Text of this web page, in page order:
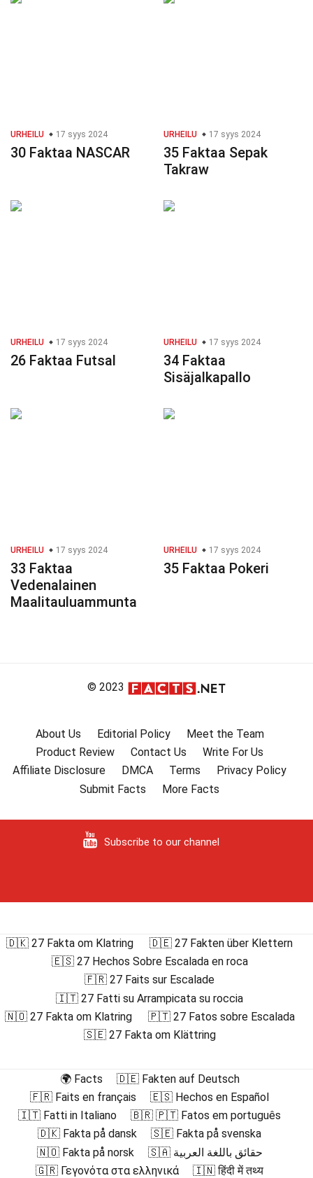
URHEILU 17 syys 2024
30 Faktaa NASCAR
URHEILU 17 syys 2024
35 Faktaa Sepak
Takraw
URHEILU 17 syys 2024
26 Faktaa Futsal
URHEILU 17 syys 2024
34 Faktaa
Sisäjalkapallo
URHEILU 17 syys 2024
33 Faktaa
Vedenalainen
Maalitauluammunta
URHEILU 17 syys 2024
35 Faktaa Pokeri
© 2023
About Us Editorial Policy
Meet the Team
Product Review
Contact Us
Write For Us
Affiliate Disclosure
DMCA Terms
Privacy Policy
Submit Facts
More Facts
Subscribe to our channel
🇩🇰 27 Fakta om Klatring
🇩🇪 27 Fakten über Klettern
🇪🇸 27 Hechos Sobre Escalada en roca
🇫🇷 27 Faits sur Escalade
🇮🇹 27 Fatti su Arrampicata su roccia
🇳🇴 27 Fakta om Klatring
🇵🇹 27 Fatos sobre Escalada
🇸🇪 27 Fakta om Klättring
🌍 Facts
🇩🇪 Fakten auf Deutsch
🇫🇷 Faits en français
🇪🇸 Hechos en Español
🇮🇹 Fatti in Italiano
🇧🇷 🇵🇹 Fatos em português
🇩🇰 Fakta på dansk
🇸🇪 Fakta på svenska
🇳🇴 Fakta på norsk
🇸🇦 حقائق باللغة العربية
🇬🇷 Γεγονότα στα ελληνικά
🇮🇳 हिंदी में तथ्य